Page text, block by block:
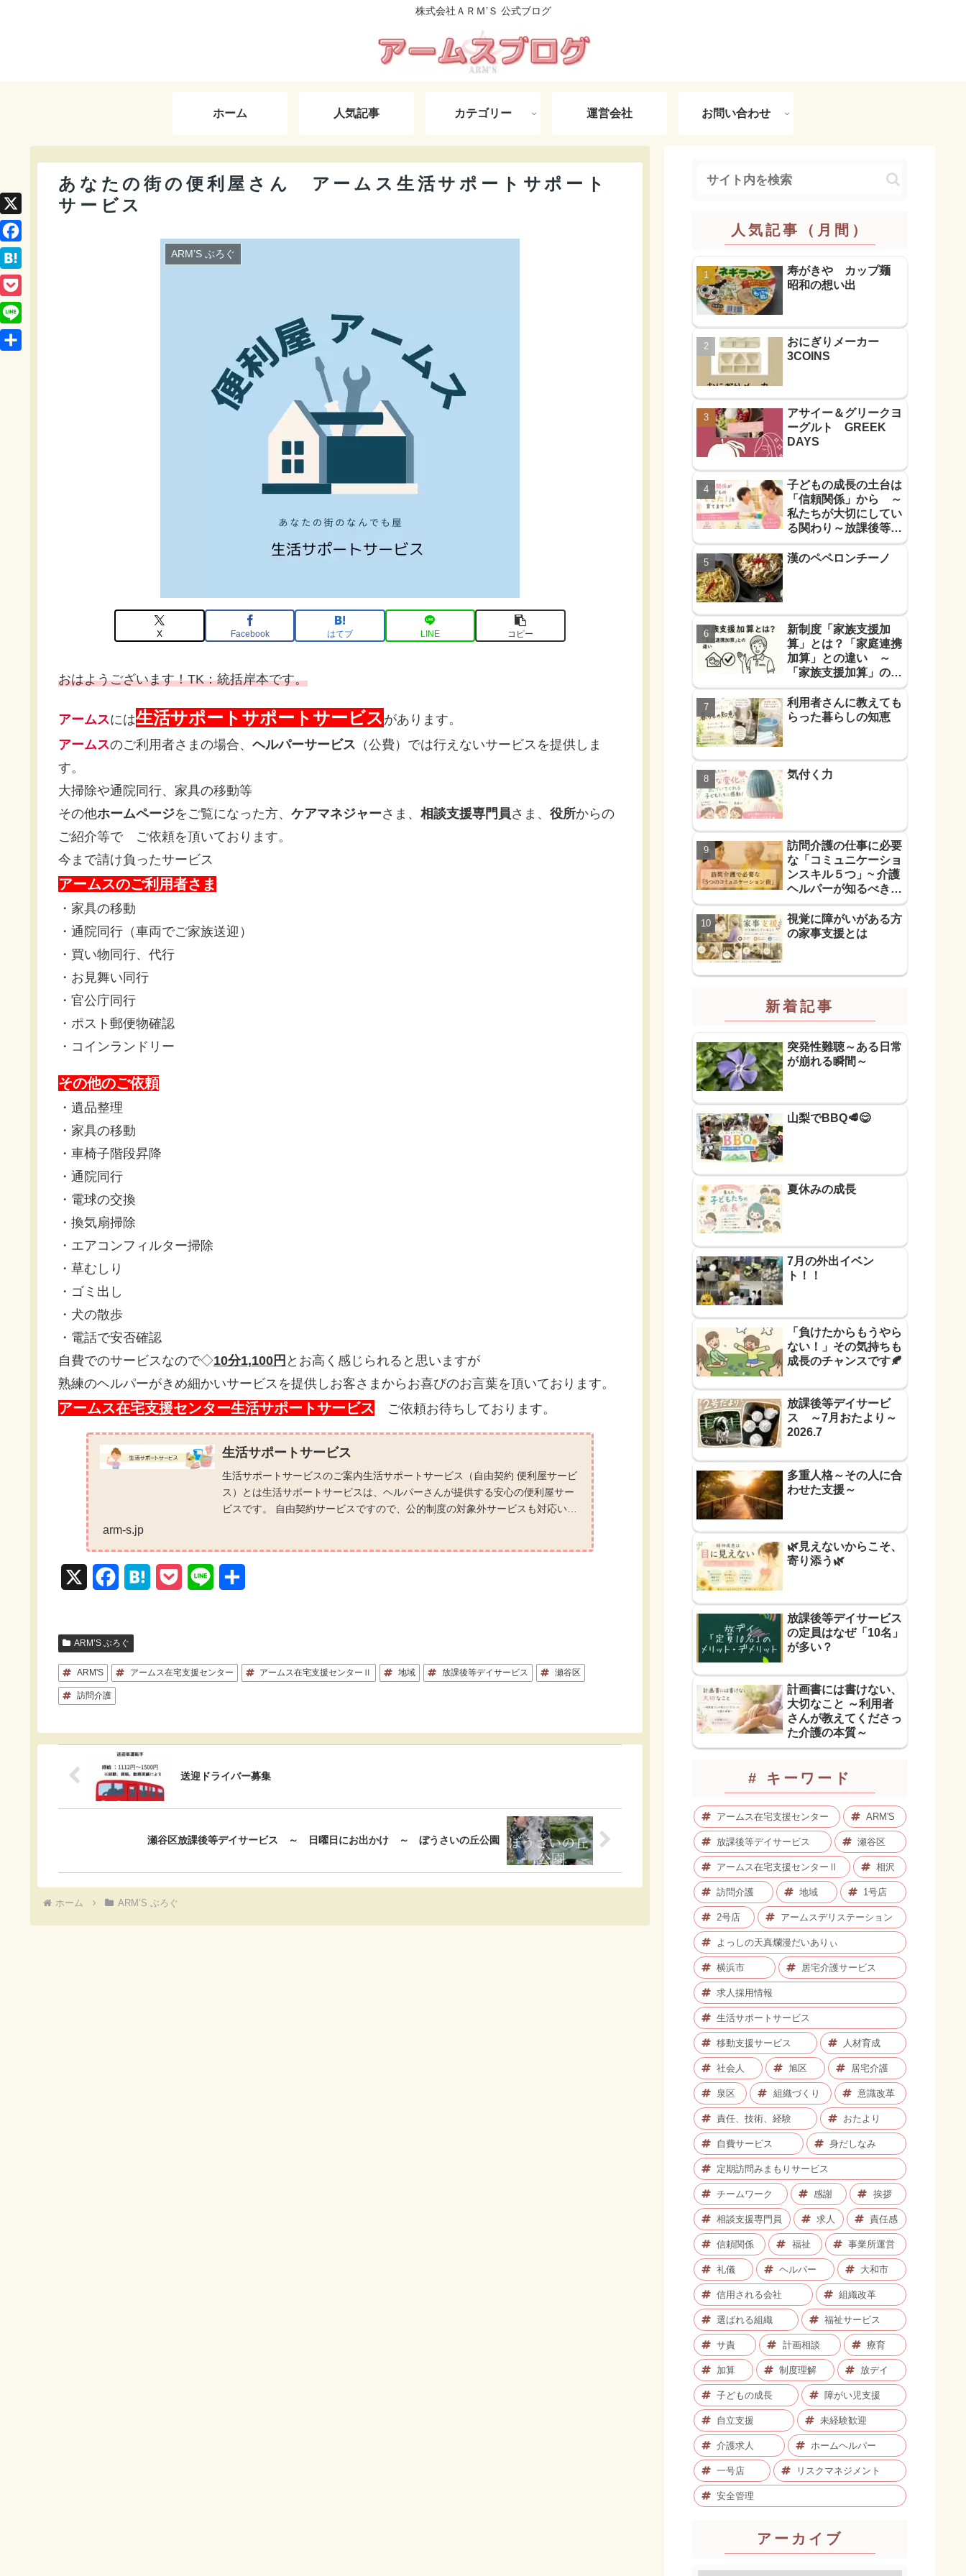
株式会社ＡＲＭ’Ｓ 公式ブログ
ホーム 人気記事 カテゴリー 運営会社 お問い合わせ
あなたの街の便利屋さん アームス生活サポートサポート
サービス
ARM’S ぶろぐ
X Facebook はてブ LINE コピー
おはようございます！TK：統括岸本です。
アームスには生活サポートサポートサービス があります。
アームスのご利用者さまの場合、 ヘルパーサービス （公費）では行えないサービスを提供しま
す。
大掃除や通院同行、家具の移動等
その他ホームページをご覧になった方、 ケアマネジャーさま、 相談支援専門員さま、 役所からの
ご紹介等で ご依頼を頂いております。
今まで請け負ったサービス
アームスのご利用者さま
・家具の移動
・通院同行（車両でご家族送迎）
・買い物同行、代行
・お見舞い同行
・官公庁同行
・ポスト郵便物確認
・コインランドリー
その他のご依頼
・遺品整理
・家具の移動
・車椅子階段昇降
・通院同行
・電球の交換
・換気扇掃除
・エアコンフィルター掃除
・草むしり
・ゴミ出し
・犬の散歩
・電話で安否確認
自費でのサービスなので◇10分1,100円 とお高く感じられると思いますが
熟練のヘルパーがきめ細かいサービスを提供しお客さまからお喜びのお言葉を頂いております。
アームス在宅支援センター生活サポートサービス ご依頼お待ちしております。
生活サポートサービス
生活サポートサービスのご案内生活サポートサービス（自由契約 便利屋サービ
ス）とは生活サポートサービスは、ヘルパーさんが提供する安心の便利屋サー
ビスです。 自由契約サービスですので、公的制度の対象外サービスも対応いた
arm-s.jp
e
b
o
k
n e
ARM’S ぶろぐ
ARM'S アームス在宅支援センター アームス在宅支援センターⅡ 地域 放課後等デイサービス 瀬谷区
訪問介護
送迎ドライバー募集
瀬谷区放課後等デイサービス ～ 日曜日にお出かけ ～ ぼうさいの丘公園
ホーム ARM’S ぶろぐ
X
F
a
c
e
b
H
a
t
e
P
o
c
L
人気記事（月間）
寿がきや カップ麺
昭和の想い出
おにぎりメーカー
3COINS
アサイー＆グリークヨ
ーグルト GREEK
DAYS
子どもの成長の土台は
「信頼関係」から ～
私たちが大切にしてい
る関わり～放課後等デ
イサービス
漢のペペロンチーノ
新制度「家族支援加
算」とは？「家庭連携
加算」との違い ～
「家族支援加算」の算
定要件と支援方法！を
解説します～
利用者さんに教えても
らった暮らしの知恵
気付く力
訪問介護の仕事に必要
な「コミュニケーショ
ンスキル５つ」~ 介護
ヘルパーが知るべき
「信頼に必要なコミュ
力５つ」~
視覚に障がいがある方
の家事支援とは
新着記事
突発性難聴～ある日常
が崩れる瞬間～
山梨でBBQ🥩😋
夏休みの成長
7月の外出イベン
ト！！
「負けたからもうやら
ない！」その気持ちも
成長のチャンスです🍂
放課後等デイサービ
ス ～7月おたより～
2026.7
多重人格～その人に合
わせた支援～
🌿見えないからこそ、
寄り添う🌿
放課後等デイサービス
の定員はなぜ「10名」
が多い？
計画書には書けない、
大切なこと ～利用者
さんが教えてくださっ
た介護の本質～
# キーワード
アームス在宅支援センター ARM'S
放課後等デイサービス 瀬谷区
アームス在宅支援センターⅡ 相沢
訪問介護 地域 1号店
2号店 アームスデリステーション
よっしの天真爛漫だいありぃ
横浜市 居宅介護サービス
求人採用情報
生活サポートサービス
移動支援サービス 人材育成
社会人 旭区 居宅介護
泉区 組織づくり 意識改革
責任、技術、経験 おたより
自費サービス 身だしなみ
定期訪問みまもりサービス
チームワーク 感謝 挨拶
相談支援専門員 求人 責任感
信頼関係 福祉 事業所運営
礼儀 ヘルパー 大和市
信用される会社 組織改革
選ばれる組織 福祉サービス
サ責 計画相談 療育
加算 制度理解 放デイ
子どもの成長 障がい児支援
自立支援 未経験歓迎
介護求人 ホームヘルパー
一号店 リスクマネジメント
安全管理
アーカイブ